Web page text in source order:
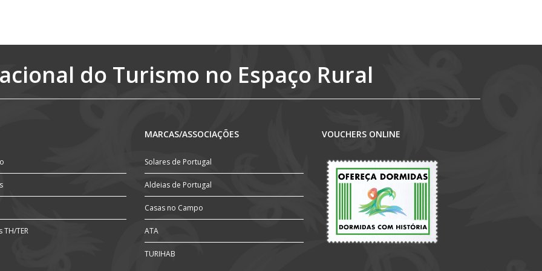
do Turismo no Espaço Rural
TER
MARCAS/ASSOCIAÇÕES
Solares de Portugal
Aldeias de Portugal
Casas no Campo
ATA
TURIHAB
VOUCHERS ONLINE